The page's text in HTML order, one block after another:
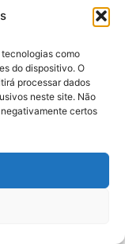
como
do dispositivo. O
processar dados
neste site. Não
certos
BRASIL